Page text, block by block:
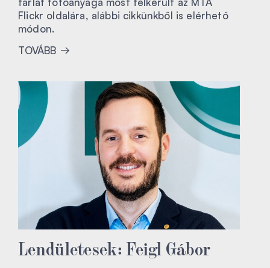
Flickr oldalára, alábbi cikkünkből is elérhető
módon.
TOVÁBB
Lendületesek: Feigl Gábor